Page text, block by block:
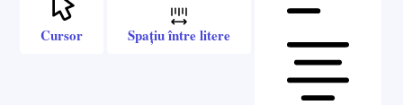
Cursor Spațiu între litere